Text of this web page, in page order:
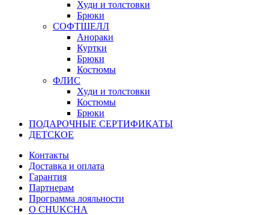
Худи и толстовки
Брюки
СОФТШЕЛЛ
Анораки
Куртки
Брюки
Костюмы
ФЛИС
Худи и толстовки
Костюмы
Брюки
ПОДАРОЧНЫЕ СЕРТИФИКАТЫ
ДЕТСКОЕ
Контакты
Доставка и оплата
Гарантия
Партнерам
Программа лояльности
О CHUKCHA